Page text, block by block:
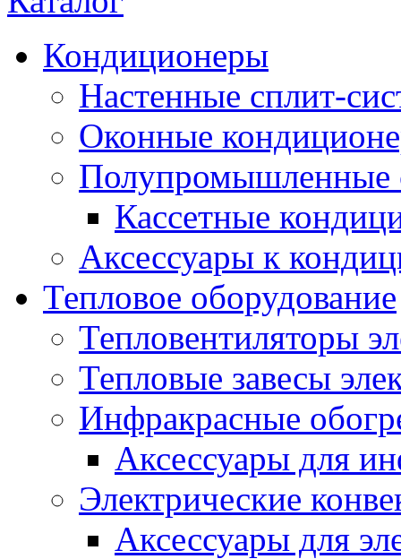
Кондиционеры
Настенные сплит-
Оконные
Полупромышленные
Кассетные
Аксессуары к
Тепловое оборудование
Тепловентиляторы
Тепловые завесы
Инфракрасные
Аксессуары для
Электрические
Аксессуары для